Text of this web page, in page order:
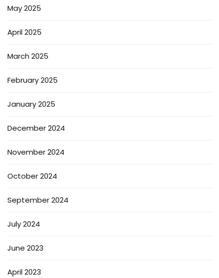
May 2025
April 2025
March 2025
February 2025
January 2025
December 2024
November 2024
October 2024
September 2024
July 2024
June 2023
April 2023